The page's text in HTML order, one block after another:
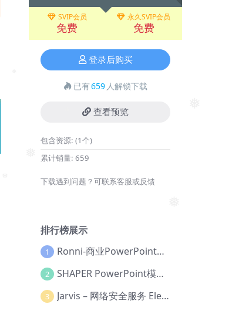
SVIP会员
免费
永久SVIP会员
免费
登录后购买
已有659 人解锁下载
查看预览
包含资源: (1个)
累计销量: 659
下载遇到问题？可联系客服或反馈
排行榜展示
1 Ronni-商业PowerPoint模板【Dc-0077】
2 SHAPER PowerPoint模板【Dc-0184】
3 Jarvis – 网络安全服务 Elementor 模板套件【Aa-0035】